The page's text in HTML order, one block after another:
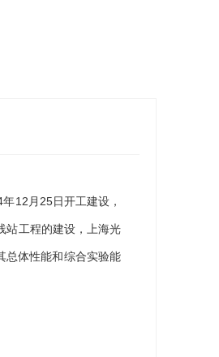
12月25日开工建设，
站工程的建设，上海光
总体性能和综合实验能